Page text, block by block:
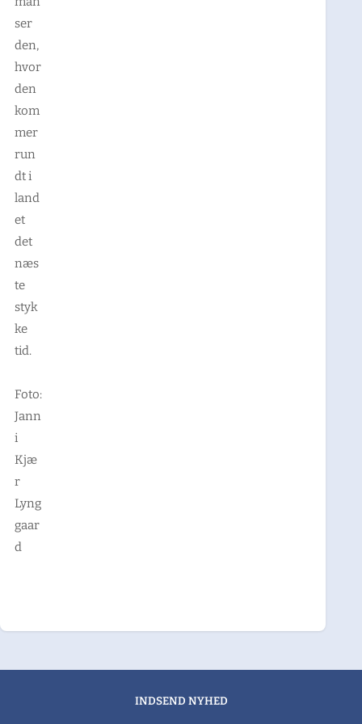
ser
den,
hvor
den
kom
mer
run
dt i
land
et
det
næs
te
styk
ke
tid.
Foto:
Jann
i
Kjæ
r
Lyng
gaar
d
INDSEND NYHED